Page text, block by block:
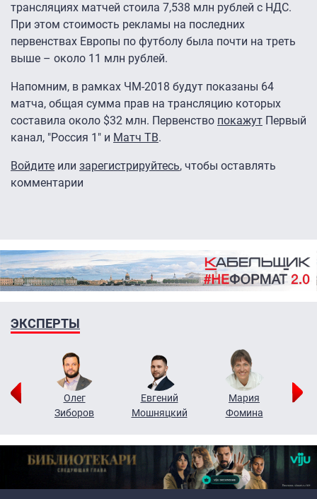
трансляциях матчей стоила 7,538 млн рублей с НДС.
При этом стоимость рекламы на последних
первенствах Европы по футболу была почти на треть
выше – около 11 млн рублей.
Напомним, в рамках ЧМ-2018 будут показаны 64
матча, общая сумма прав на трансляцию которых
составила около $32 млн. Первенство покажут Первый
канал, "Россия 1" и Матч ТВ.
Войдите или зарегистрируйтесь, чтобы оставлять
комментарии
ЭКСПЕРТЫ
Олег
Зиборов
Евгений
Мошняцкий
Мария
Фомина